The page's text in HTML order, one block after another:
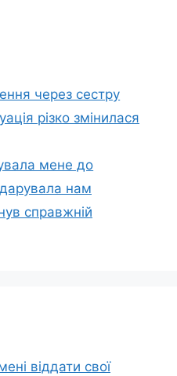
через сестру
різко змінилася
мене до
нам
справжній
віддати свої